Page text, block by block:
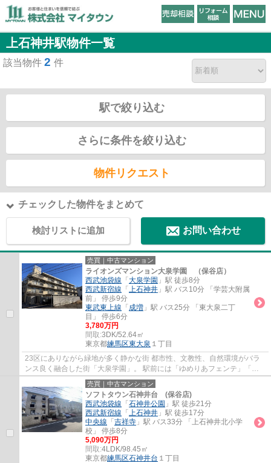
上石神井駅物件一覧
該当物件 2 件
駅で絞り込む
さらに条件を絞り込む
物件リクエスト
チェックした物件をまとめて
検討リストに追加 お問い合わせ
売買｜中古マンション
ライオンズマンション大泉学園 （保谷店）
西武池袋線 「 大泉学園 」駅 徒歩8分
西武新宿線 「 上石神井 」駅 バス10分 「学芸大附属
前」 停歩9分
東武東上線 「 成増 」駅 バス25分 「東大泉二丁
目」 停歩6分
3,780万円
間取:3DK/52.64㎡
東京都練馬区東大泉 １丁目
23区にありながら緑地が多く静かな街 都市性、文教性、自然環境がバラ
ンス良く融合した街「大泉学園」。 駅前には「ゆめりあフェンテ」「グ
ランエミオ大泉学園」がありお仕事帰りのお...
売買｜中古マンション
ソフトタウン石神井台 (保谷店)
西武池袋線 「 石神井公園 」駅 徒歩21分
西武新宿線 「 上石神井 」駅 徒歩17分
中央線 「 吉祥寺 」駅 バス33分 「上石神井北小学
校」 停歩8分
5,090万円
間取:4LDK/98.45㎡
東京都練馬区石神井台 １丁目